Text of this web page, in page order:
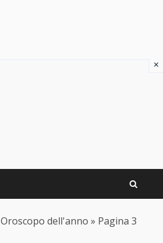
Oroscopo dell'anno » Pagina 3
×